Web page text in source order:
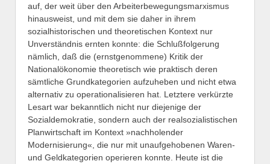
auf, der weit über den Arbeiterbewegungsmarxismus
hinausweist, und mit dem sie daher in ihrem
sozialhistorischen und theoretischen Kontext nur
Unverständnis ernten konnte: die Schlußfolgerung
nämlich, daß die (ernstgenommene) Kritik der
Nationalökonomie theoretisch wie praktisch deren
sämtliche Grundkategorien aufzuheben und nicht etwa
alternativ zu operationalisieren hat. Letztere verkürzte
Lesart war bekanntlich nicht nur diejenige der
Sozialdemokratie, sondern auch der realsozialistischen
Planwirtschaft im Kontext »nachholender
Modernisierung«, die nur mit unaufgehobenen Waren-
und Geldkategorien operieren konnte. Heute ist die